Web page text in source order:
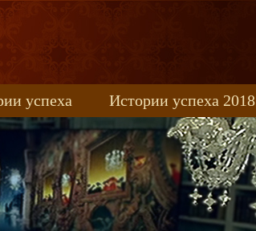
успеха
Истории успеха 2018
uspeh_2017